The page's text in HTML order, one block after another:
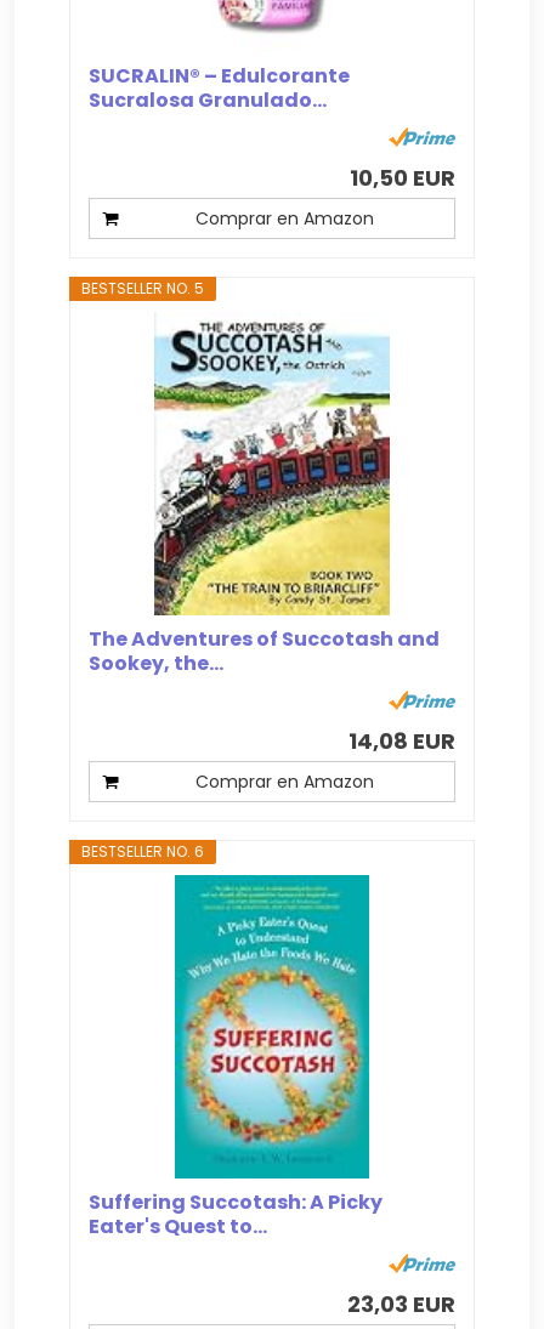
SUCRALIN® – Edulcorante
Sucralosa Granulado...
10,50 EUR
Comprar en Amazon
BESTSELLER NO. 5
The Adventures of Succotash and
Sookey, the...
14,08 EUR
Comprar en Amazon
BESTSELLER NO. 6
Suffering Succotash: A Picky
Eater's Quest to...
23,03 EUR